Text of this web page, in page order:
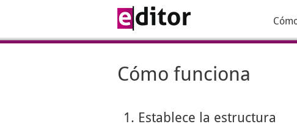
Cómo funciona
1. Establece la estructura